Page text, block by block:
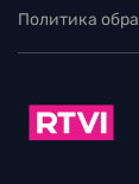
Политика